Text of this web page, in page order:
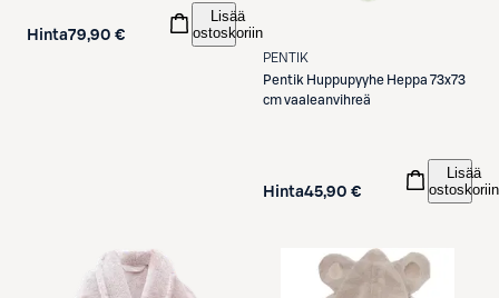
Hinta79,90 €
Lisää
ostoskoriin
PENTIK
Pentik Huppupyyhe Heppa 73x73
cm vaaleanvihreä
Hinta45,90 €
Lisää
ostoskoriin